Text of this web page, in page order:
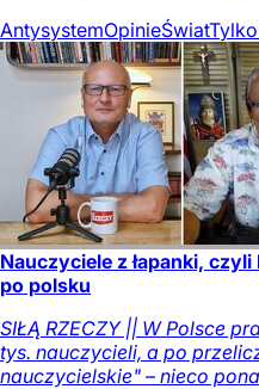
AntysystemOpinieŚwiat
Nauczyciele z łapanki,
po polsku
SIŁĄ RZECZY || W Polsce
tys. nauczycieli, a po
nauczycielskie" – nieco